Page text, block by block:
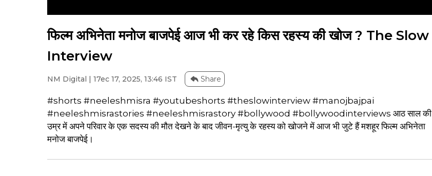
फिल्म अभिनेता मनोज बाजपेई आज भी कर रहे किस रहस्य की खोज ? The Slow
Interview
NM Digital | 17ec 17, 2025, 13:46 IST Share
#shorts #neeleshmisra #youtubeshorts #theslowinterview #manojbajpai
#neeleshmisrastories #neeleshmisrastory #bollywood #bollywoodinterviews आठ साल की
उम्र में अपने परिवार के एक सदस्य की मौत देखने के बाद जीवन-मृत्यु के रहस्य को खोजने में आज भी जुटे हैं मशहूर फिल्म अभिनेता
मनोज बाजपेई।